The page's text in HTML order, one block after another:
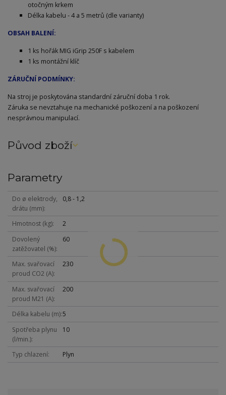
otočným krkem
Délka kabelu - 4 a 5 metrů (dle varianty)
OBSAH BALENÍ:
1 ks hořák MIG iGrip 250F s kabelem
1 ks montážní klíč
ZÁRUČNÍ PODMÍNKY:
Na stroj je poskytována standardní záruční doba 1 rok.
Záruka se nevztahuje na mechanické poškození a na poškození
nesprávnou manipulací.
Původ zboží
Parametry
Do ø elektrody,
drátu (mm)
0,8 - 1,2
Hmotnost (kg)
2
Dovolený
zatěžovatel (%)
60
Max. svařovací
proud CO2 (A)
230
Max. svařovací
proud M21 (A)
200
Délka kabelu (m) 5
Spotřeba plynu
(l/min.)
10
Typ chlazení Plyn